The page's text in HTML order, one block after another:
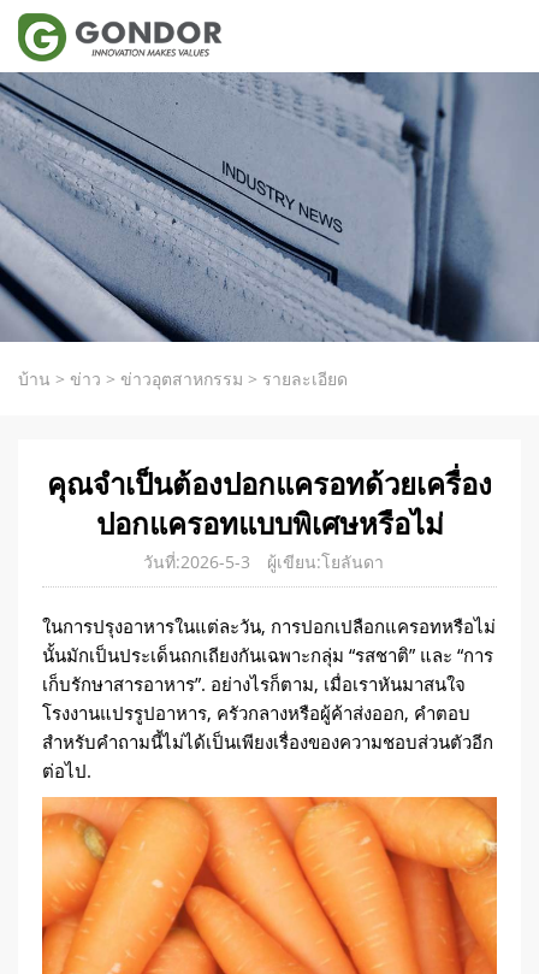
บ้าน > ข่าว > ข่าวอุตสาหกรรม > รายละเอียด
คุณจำเป็นต้องปอกแครอทด้วยเครื่อง
ปอกแครอทแบบพิเศษหรือไม่
วันที่:2026-5-3 ผู้เขียน:โยลันดา
ในการปรุงอาหารในแต่ละวัน, การปอกเปลือกแครอทหรือไม่
นั้นมักเป็นประเด็นถกเถียงกันเฉพาะกลุ่ม “รสชาติ” และ “การ
เก็บรักษาสารอาหาร”. อย่างไรก็ตาม, เมื่อเราหันมาสนใจ
โรงงานแปรรูปอาหาร, ครัวกลางหรือผู้ค้าส่งออก, คำตอบ
สำหรับคำถามนี้ไม่ได้เป็นเพียงเรื่องของความชอบส่วนตัวอีก
ต่อไป.